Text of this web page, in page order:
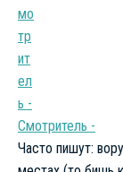
Смотритель -
Часто пишут: